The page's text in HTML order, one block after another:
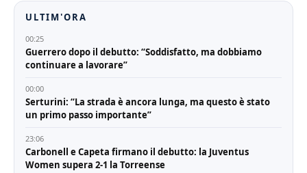
ULTIM'ORA
00:25
Guerrero dopo il debutto: “Soddisfatto, ma dobbiamo
continuare a lavorare”
00:00
Serturini: “La strada è ancora lunga, ma questo è stato
un primo passo importante”
23:06
Carbonell e Capeta firmano il debutto: la Juventus
Women supera 2-1 la Torreense